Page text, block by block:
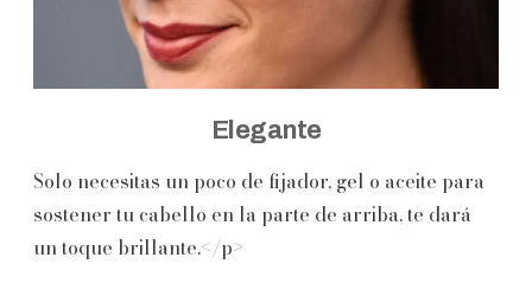
Elegante
Solo necesitas un poco de fijador, gel o aceite para
sostener tu cabello en la parte de arriba, te dará
un toque brillante.</p>